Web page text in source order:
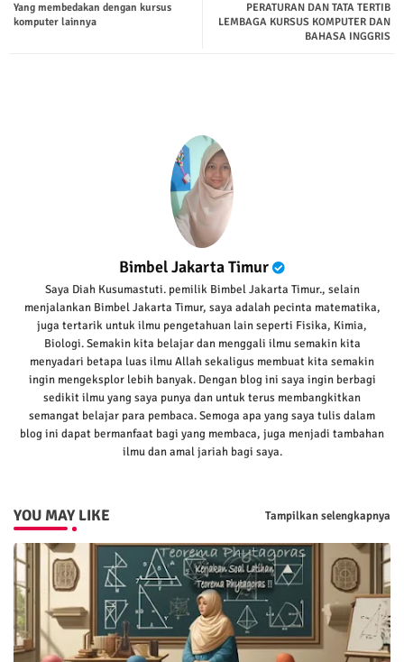
ter
PERATURAN DAN TATA TERTIB
LEMBAGA KURSUS KOMPUTER DAN
BAHASA INGGRIS
Yang membedakan dengan kursus
komputer lainnya
Bimbel Jakarta Timur
Saya Diah Kusumastuti. pemilik Bimbel Jakarta Timur., selain
menjalankan Bimbel Jakarta Timur, saya adalah pecinta matematika,
juga tertarik untuk ilmu pengetahuan lain seperti Fisika, Kimia,
Biologi. Semakin kita belajar dan menggali ilmu semakin kita
menyadari betapa luas ilmu Allah sekaligus membuat kita semakin
ingin mengeksplor lebih banyak. Dengan blog ini saya ingin berbagi
sedikit ilmu yang saya punya dan untuk terus membangkitkan
semangat belajar para pembaca. Semoga apa yang saya tulis dalam
blog ini dapat bermanfaat bagi yang membaca, juga menjadi tambahan
ilmu dan amal jariah bagi saya.
YOU MAY LIKE Tampilkan selengkapnya